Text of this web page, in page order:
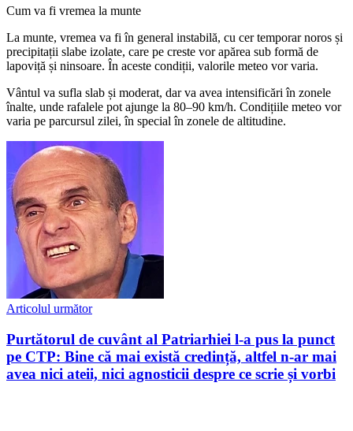
Cum va fi vremea la munte
La munte, vremea va fi în general instabilă, cu cer temporar noros și
precipitații slabe izolate, care pe creste vor apărea sub formă de
lapoviță și ninsoare. În aceste condiții, valorile meteo vor varia.
Vântul va sufla slab și moderat, dar va avea intensificări în zonele
înalte, unde rafalele pot ajunge la 80–90 km/h. Condițiile meteo vor
varia pe parcursul zilei, în special în zonele de altitudine.
Articolul următor
Purtătorul de cuvânt al Patriarhiei l-a pus la punct
pe CTP: Bine că mai există credință, altfel n-ar mai
avea nici ateii, nici agnosticii despre ce scrie și vorbi